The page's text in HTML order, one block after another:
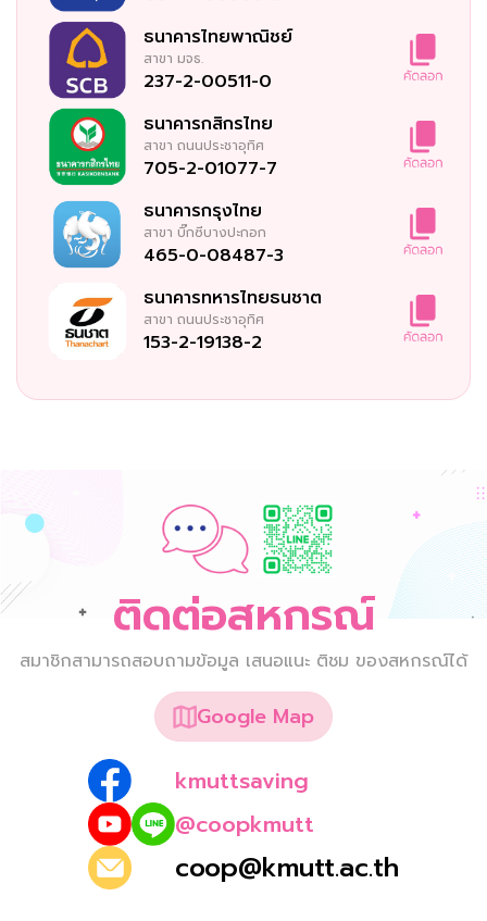
ธนาคารไทยพาณิชย์
สาขา มจธ.
237-2-00511-0
ธนาคารกสิกรไทย
สาขา ถนนประชาอุทิศ
705-2-01077-7
ธนาคารกรุงไทย
สาขา บิ๊กซีบางปะกอก
465-0-08487-3
ธนาคารทหารไทยธนชาต
สาขา ถนนประชาอุทิศ
153-2-19138-2
ติดต่อสหกรณ์
สมาชิกสามารถสอบถามข้อมูล เสนอแนะ ติชม ของสหกรณ์ได้
Google Map
kmuttsaving
@coopkmutt
coop@kmutt.ac.th